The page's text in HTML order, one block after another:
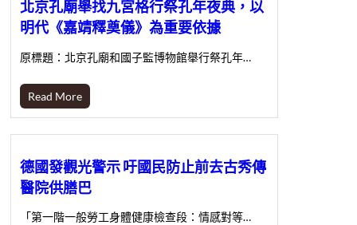
北京孔廟舉找九宮格行祭孔年夜典，以
明代《嘉靖釋奠儀》為重要依據
原標題：北京孔廟和國子監博物館舉行祭孔年…
Read More
德國發觀光警示 吁國民防止前去古秀傳
醫院供膳巴
「第一階一般勞工身體健康檢查段：情感對等…